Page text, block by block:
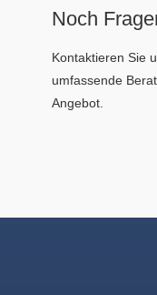
Noch
Kontaktieren Sie
umfassende
Angebot.